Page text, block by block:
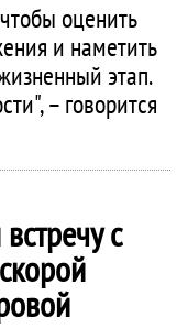
оценить
и наметить
этап.
– говорится
с